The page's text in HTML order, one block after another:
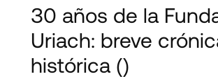
30 años de la
Uriach: breve
histórica ()